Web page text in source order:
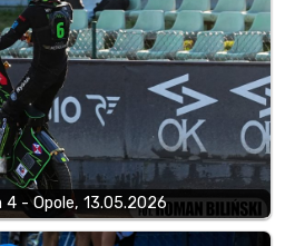
4 - Opole, 13.05.2026